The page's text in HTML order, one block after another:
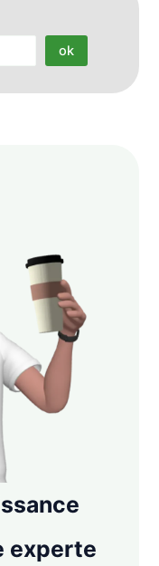
ok
experte